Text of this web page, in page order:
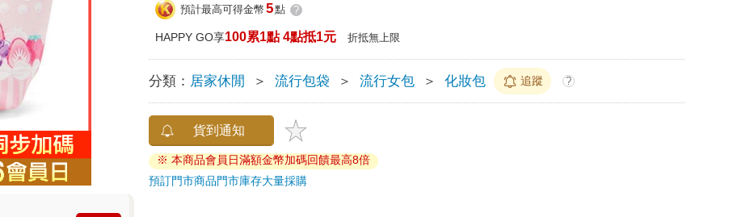
預計最高可得金幣 5點 ?
HAPPY GO享100累1點 4點抵1元 折抵無上限
分類： 居家休閒 ＞ 流行包袋 ＞ 流行女包 ＞ 化妝包 追蹤 ?
貨到通知
※ 本商品會員日滿額金幣加碼回饋最高8倍
預訂門市商品門市庫存大量採購